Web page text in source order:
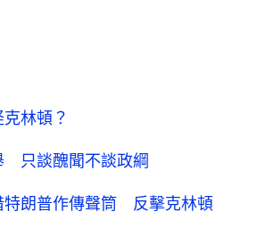
克林頓？
只談醜聞不談政綱
特朗普作傳聲筒 反擊克林頓